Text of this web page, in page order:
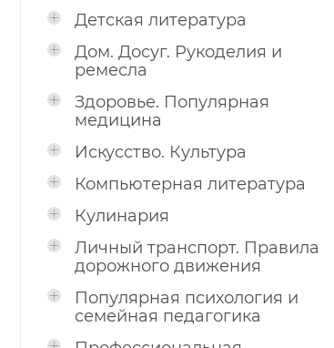
Детская литература
Дом. Досуг. Рукоделия и
ремесла
Здоровье. Популярная
медицина
Искусство. Культура
Компьютерная литература
Кулинария
Личный транспорт. Правила
дорожного движения
Популярная психология и
семейная педагогика